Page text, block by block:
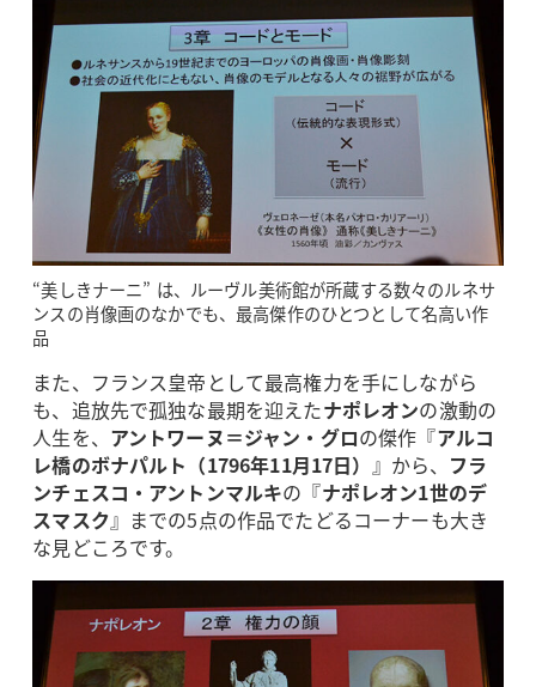
“美しきナーニ” は、ルーヴル美術館が所蔵する数々のルネサ
ンスの肖像画のなかでも、最高傑作のひとつとして名高い作
品
また、フランス皇帝として最高権力を手にしながら
も、追放先で孤独な最期を迎えたナポレオンの激動の
人生を、 アントワーヌ＝ジャン・グロの傑作『アルコ
レ橋のボナパルト（1796年11月17日） 』から、 フラ
ンチェスコ・アントンマルキの『ナポレオン1世のデ
スマスク 』までの5点の作品でたどるコーナーも大き
な見どころです。